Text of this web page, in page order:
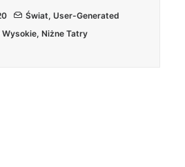
Świat, User-Generated
Wysokie, Niżne Tatry